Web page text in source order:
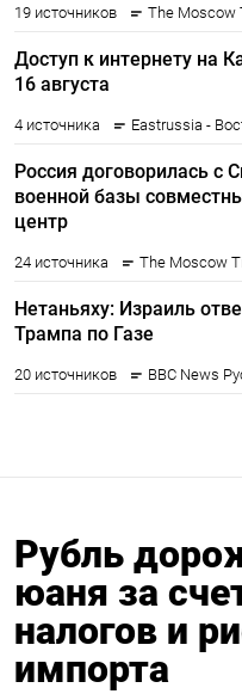
Рубль
юаня за
налогов и
импорта